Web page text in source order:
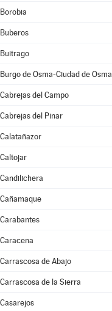
Borobia
Buberos
Buitrago
Burgo de Osma-Ciudad de Osma
Cabrejas del Campo
Cabrejas del Pinar
Calatañazor
Caltojar
Candilichera
Cañamaque
Carabantes
Caracena
Carrascosa de Abajo
Carrascosa de la Sierra
Casarejos